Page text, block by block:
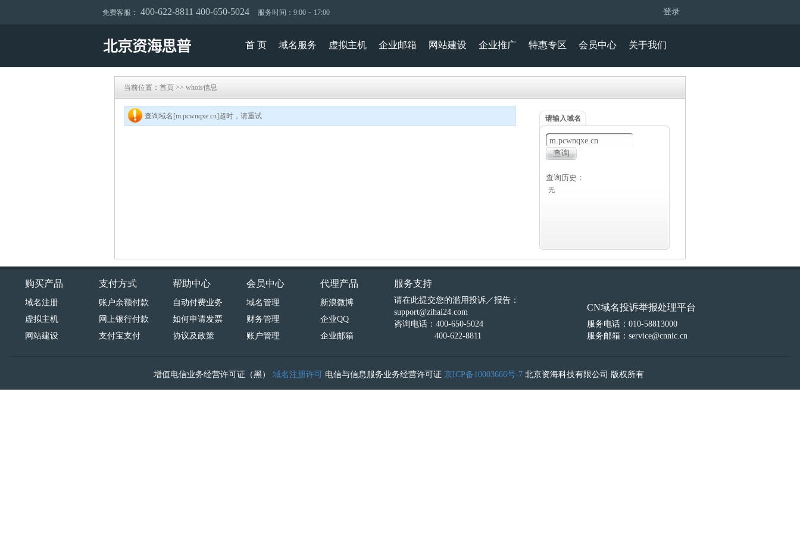
免费客服： 400-622-8811 400-650-5024 服务时间：9:00 ~ 17:00 登录
首 页 域名服务 虚拟主机 企业邮箱 网站建设 企业推广 特惠专区 会员中心 关于我们
当前位置： 首页 >> whois信息
查询域名[m.pcwnqxe.cn]超时，请重试 请输入域名
查询历史：
无
购买产品
域名注册
虚拟主机
网站建设
支付方式
账户余额付款
网上银行付款
支付宝支付
帮助中心
自动付费业务
如何申请发票
协议及政策
会员中心
域名管理
财务管理
账户管理
代理产品
新浪微博
企业QQ
企业邮箱
服务支持
请在此提交您的滥用投诉／报告：
support@zihai24.com
咨询电话：400-650-5024
400-622-8811
CN域名投诉举报处理平台
服务电话：010-58813000
服务邮箱：service@cnnic.cn
增值电信业务经营许可证（黑） 域名注册许可 电信与信息服务业务经营许可证 京ICP备10003666号-7北京资海科技有限公司 版权所有